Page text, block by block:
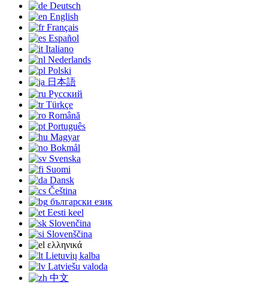
Deutsch
English
Français
Español
Italiano
Nederlands
Polski
日本語
Русский
Türkçe
Română
Português
Magyar
Bokmål
Svenska
Suomi
Dansk
Čeština
български език
Eesti keel
Slovenčina
Slovenščina
ελληνικά
Lietuvių kalba
Latviešu valoda
中文